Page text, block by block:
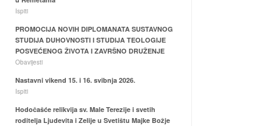
Ispiti
PROMOCIJA NOVIH DIPLOMANATA SUSTAVNOG
STUDIJA DUHOVNOSTI I STUDIJA TEOLOGIJE
POSVEĆENOG ŽIVOTA I ZAVRŠNO DRUŽENJE
Obavijesti
Nastavni vikend 15. i 16. svibnja 2026.
Ispiti
Hodočašće relikvija sv. Male Terezije i svetih
roditelja Ljudevita i Zelije u Svetištu Majke Božje